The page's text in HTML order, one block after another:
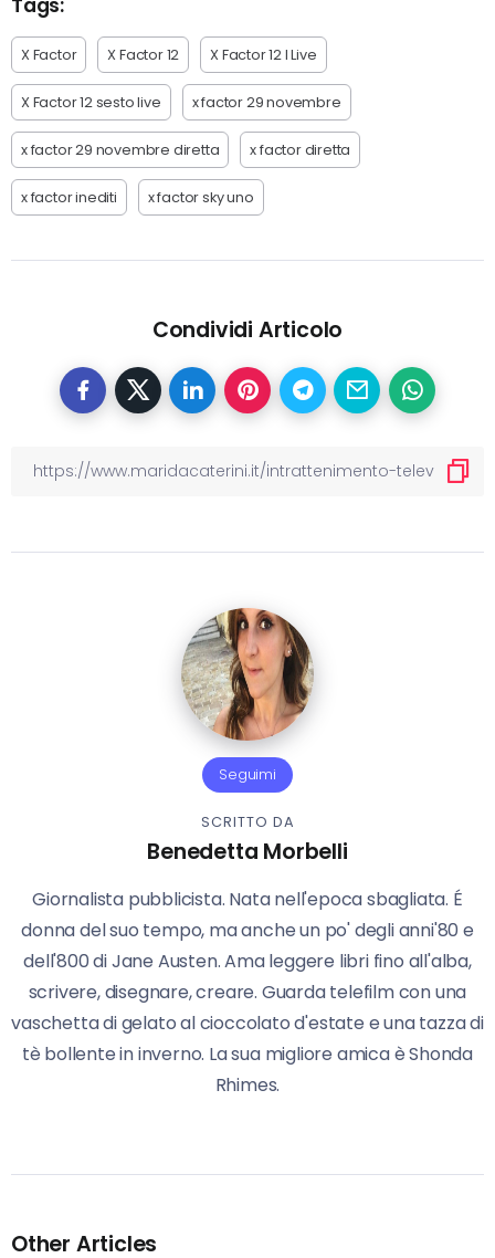
X Factor X Factor 12 X Factor 12 I Live
X Factor 12 sesto live x factor 29 novembre
x factor 29 novembre diretta x factor diretta
x factor inediti x factor sky uno
Condividi Articolo
Seguimi
SCRITTO DA
Benedetta Morbelli
Giornalista pubblicista. Nata nell'epoca sbagliata. É
donna del suo tempo, ma anche un po' degli anni'80 e
dell'800 di Jane Austen. Ama leggere libri fino all'alba,
scrivere, disegnare, creare. Guarda telefilm con una
vaschetta di gelato al cioccolato d'estate e una tazza di
tè bollente in inverno. La sua migliore amica è Shonda
Rhimes.
Other Articles